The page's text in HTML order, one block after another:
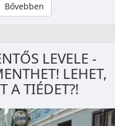
Bővebben
LEVELE -
LEHET,
A TIÉDET?!